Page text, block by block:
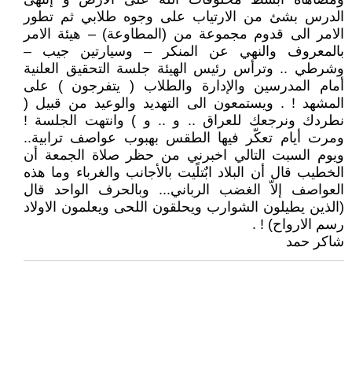
الدرس بشئ من الارتياب على وجوه طلابي ثم تطور
الامر الى قدوم مجموعة من (المطاوعة) – هيئة الامر
بالمعروف والنهي عن المنكر – وسيارتين جيب –
وشرطي .. وترأس رئيس الهيئة جلسة التحقيق العلنية
أمام المدرسين والإدارة والطلاب ( يتفرجون ) على
المشهد ! . ويستمعون الى التهديد والوعيد من قبيل (
نطردك ونرجعك للعراق .. و .. و ) وانتهت الجلسة !
ومرت أيام تعكّر فيها الطقس بهبوب عواصف ترابية..
ويوم السبت التالي اخبرني من حظر صلاة الجمعة أن
الخطيب قال أن البلاد ابٌتلًيت بالأجانب والغرباء وما هذه
العواصف إلاّ الغضب الرباني... وبالحرف الواحد قال
(الذين يطيلون الشوارب ويحلقون اللحى ويعلمون الاولاد
رسم الارواح) ! .
شاكر حمد